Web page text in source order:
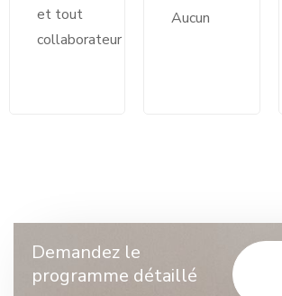
et tout
collaborateur
Aucun
Demandez le
programme détaillé